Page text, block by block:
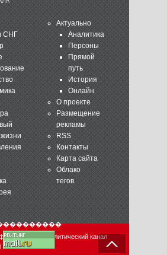
СНГ
Актуально
Аналитика
Персоны
Прямой
путь
История
Онлайн
О проекте
Размещение
рекламы
RSS
Контакты
Карта сайта
Облако
тегов
аналитический канал